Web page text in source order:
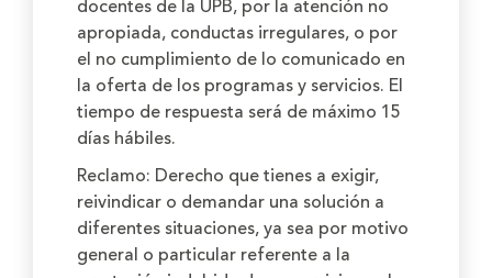
docentes de la UPB, por la atención no
apropiada, conductas irregulares, o por
el no cumplimiento de lo comunicado en
la oferta de los programas y servicios. El
tiempo de respuesta será de máximo 15
días hábiles.
Reclamo: Derecho que tienes a exigir,
reivindicar o demandar una solución a
diferentes situaciones, ya sea por motivo
general o particular referente a la